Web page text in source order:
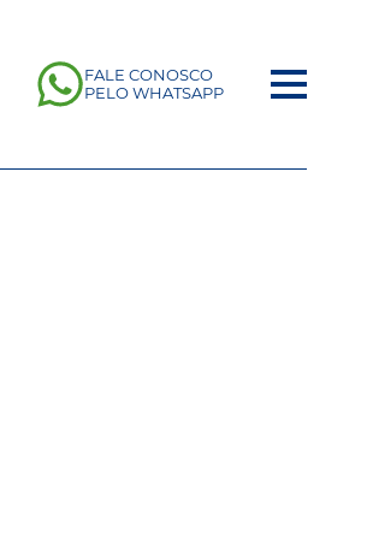
FALE CONOSCO
PELO WHATSAPP